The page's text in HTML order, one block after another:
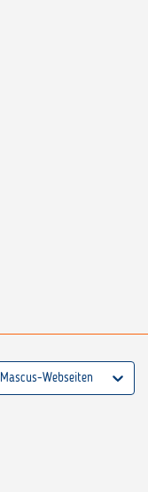
Mascus-Webseiten